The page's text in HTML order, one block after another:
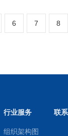
6 7 8
行业服务
组织架构图
联